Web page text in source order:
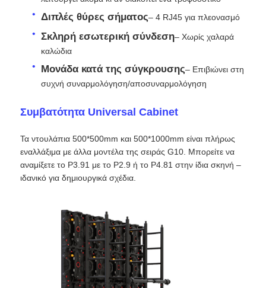
Εξωτερικό πίνακα οθόνης LED
Διπλές θύρες σήματος– 4 RJ45 για πλεονασμό
Σκληρή εσωτερική σύνδεση– Χωρίς χαλαρά
καλώδια
Μονάδα κατά της σύγκρουσης– Επιβιώνει στη
συχνή συναρμολόγηση/αποσυναρμολόγηση
Συμβατότητα Universal Cabinet
Τα ντουλάπια 500*500mm και 500*1000mm είναι πλήρως
εναλλάξιμα με άλλα μοντέλα της σειράς G10. Μπορείτε να
αναμίξετε το P3.91 με το P2.9 ή το P4.81 στην ίδια σκηνή –
ιδανικό για δημιουργικά σχέδια.